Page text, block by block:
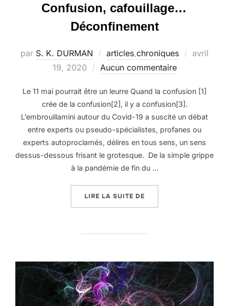
Confusion, cafouillage…
Déconfinement
par S. K. DURMAN articles,chroniques
Publié
avril
19, 2020
Aucun commentaire
Le 11 mai pourrait être un leurre Quand la confusion [1]
crée de la confusion[2], il y a confusion[3].
L’embrouillamini autour du Covid-19 a suscité un débat
entre experts ou pseudo-spécialistes, profanes ou
experts autoproclamés, délires en tous sens, un sens
dessus-dessous frisant le grotesque. De la simple grippe
à la pandémie de fin du …
LIRE LA SUITE DE